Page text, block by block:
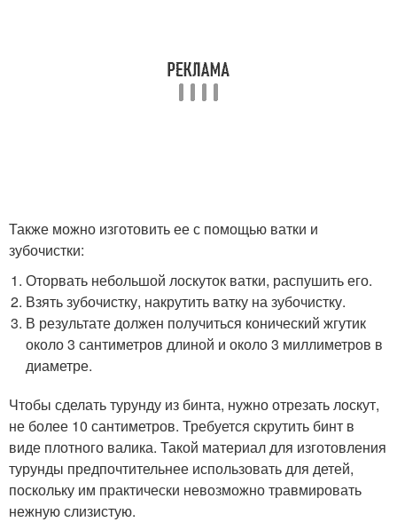
Также можно изготовить ее с помощью ватки и
зубочистки:
Оторвать небольшой лоскуток ватки, распушить его.
Взять зубочистку, накрутить ватку на зубочистку.
В результате должен получиться конический жгутик
около 3 сантиметров длиной и около 3 миллиметров в
диаметре.
Чтобы сделать турунду из бинта, нужно отрезать лоскут,
не более 10 сантиметров. Требуется скрутить бинт в
виде плотного валика. Такой материал для изготовления
турунды предпочтительнее использовать для детей,
поскольку им практически невозможно травмировать
нежную слизистую.